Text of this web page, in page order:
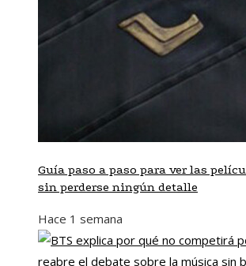
Guía paso a paso para ver las
sin perderse ningún detalle
Hace 1 semana